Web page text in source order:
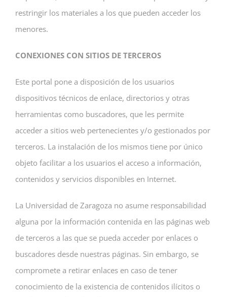
restringir los materiales a los que pueden acceder los
menores.
CONEXIONES CON SITIOS DE TERCEROS
Este portal pone a disposición de los usuarios
dispositivos técnicos de enlace, directorios y otras
herramientas como buscadores, que les permite
acceder a sitios web pertenecientes y/o gestionados por
terceros. La instalación de los mismos tiene por único
objeto facilitar a los usuarios el acceso a información,
contenidos y servicios disponibles en Internet.
La Universidad de Zaragoza no asume responsabilidad
alguna por la información contenida en las páginas web
de terceros a las que se pueda acceder por enlaces o
buscadores desde nuestras páginas. Sin embargo, se
compromete a retirar enlaces en caso de tener
conocimiento de la existencia de contenidos ilícitos o